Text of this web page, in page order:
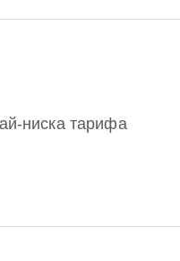
ниска тарифа